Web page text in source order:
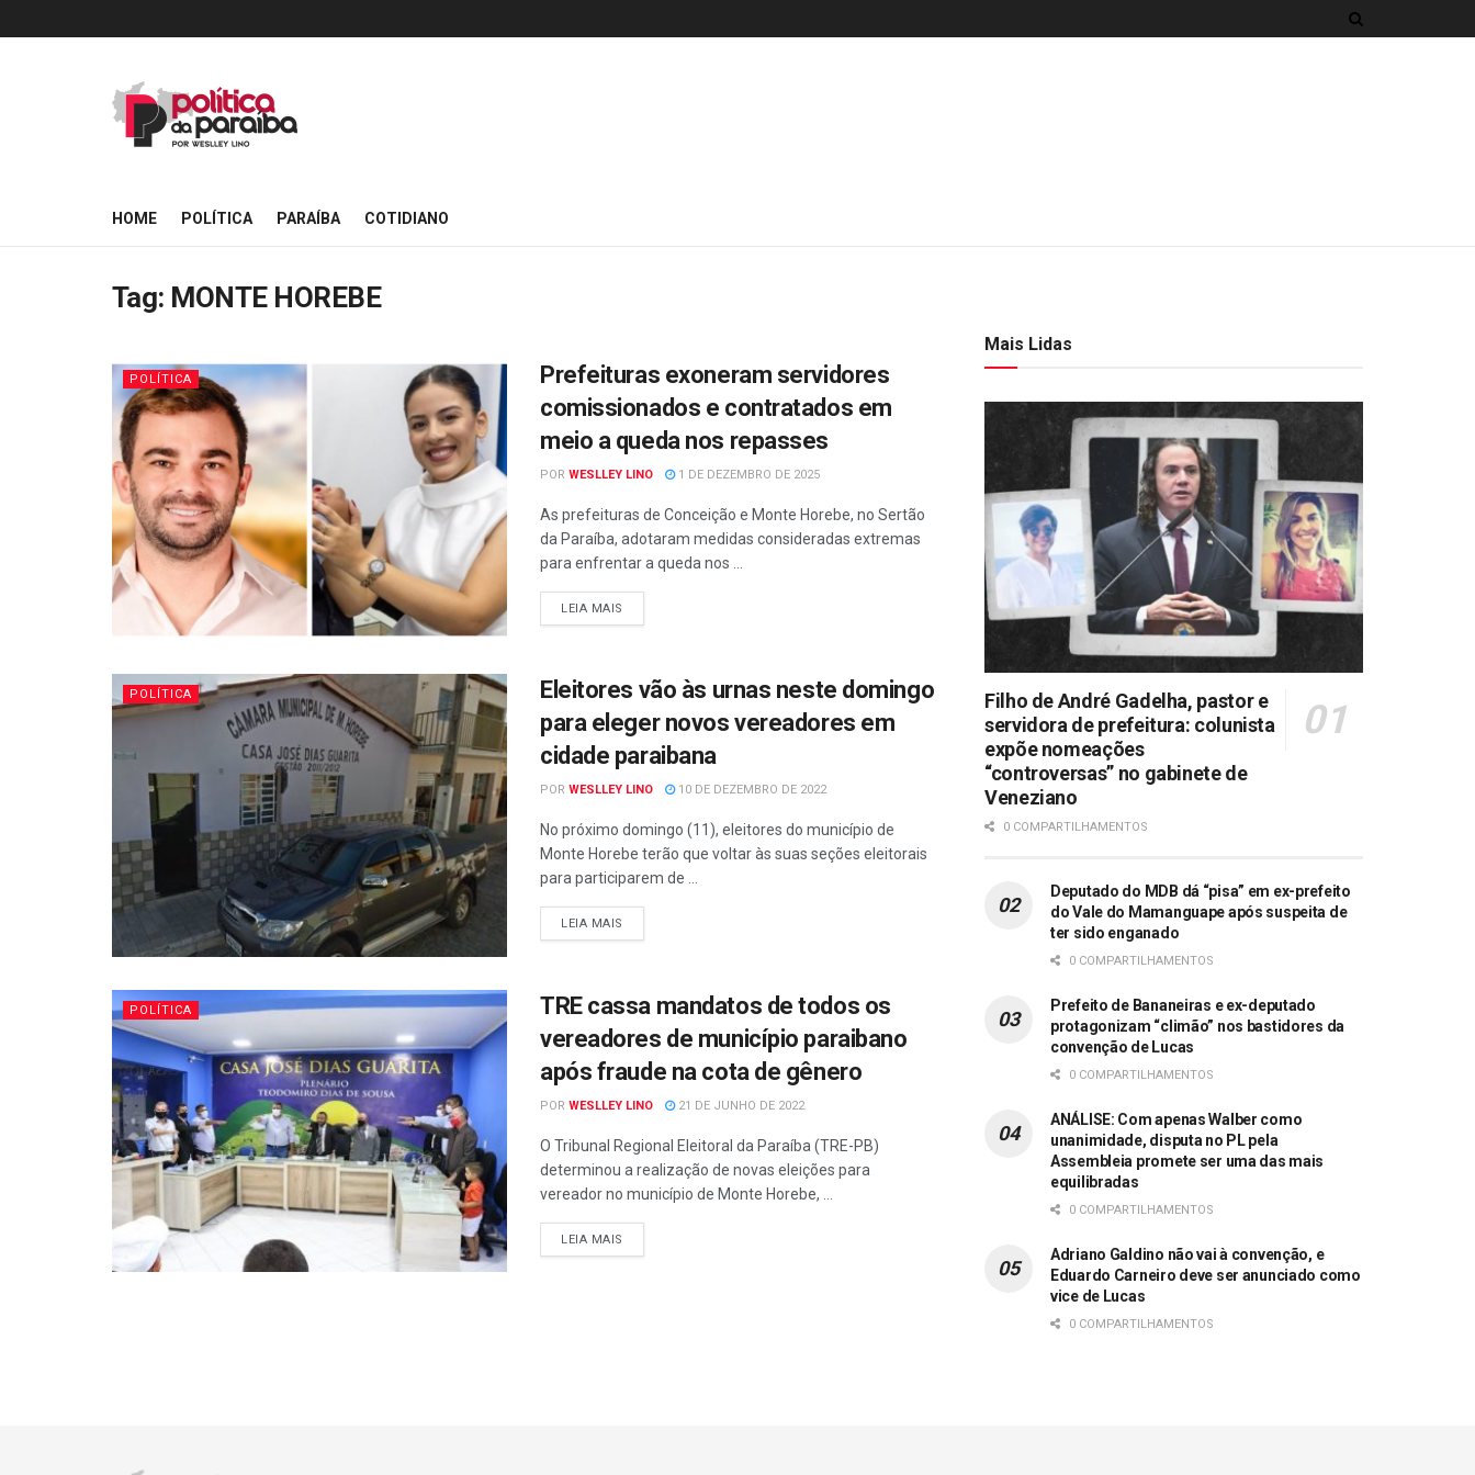
HOME POLÍTICA PARAÍBA COTIDIANO
Tag: MONTE HOREBE
POLÍTICA
Prefeituras exoneram servidores
comissionados e contratados em
meio a queda nos repasses
POR WESLLEY LINO 1 DE DEZEMBRO DE 2025
As prefeituras de Conceição e Monte Horebe, no Sertão
da Paraíba, adotaram medidas consideradas extremas
para enfrentar a queda nos ...
LEIA MAIS
POLÍTICA
Eleitores vão às urnas neste domingo
para eleger novos vereadores em
cidade paraibana
POR WESLLEY LINO 10 DE DEZEMBRO DE 2022
No próximo domingo (11), eleitores do município de
Monte Horebe terão que voltar às suas seções eleitorais
para participarem de ...
LEIA MAIS
POLÍTICA
TRE cassa mandatos de todos os
vereadores de município paraibano
após fraude na cota de gênero
POR WESLLEY LINO 21 DE JUNHO DE 2022
O Tribunal Regional Eleitoral da Paraíba (TRE-PB)
determinou a realização de novas eleições para
vereador no município de Monte Horebe, ...
LEIA MAIS
Mais Lidas
Filho de André Gadelha, pastor e
servidora de prefeitura: colunista
expõe nomeações
“controversas” no gabinete de
Veneziano
0 COMPARTILHAMENTOS
Deputado do MDB dá “pisa” em ex-prefeito
do Vale do Mamanguape após suspeita de
ter sido enganado
0 COMPARTILHAMENTOS
Prefeito de Bananeiras e ex-deputado
protagonizam “climão” nos bastidores da
convenção de Lucas
0 COMPARTILHAMENTOS
ANÁLISE: Com apenas Walber como
unanimidade, disputa no PL pela
Assembleia promete ser uma das mais
equilibradas
0 COMPARTILHAMENTOS
Adriano Galdino não vai à convenção, e
Eduardo Carneiro deve ser anunciado como
vice de Lucas
0 COMPARTILHAMENTOS